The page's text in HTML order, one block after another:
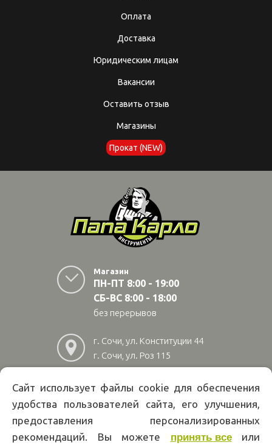
Оплата
Доставка
Юридическим лицам
Вакансии
Оставить отзыв
Магазины
Прокат (NEW)
Магазин
ПН-ПТ 8:00 - 19:00
СБ-ВС 8:00 - 18:00
без перерывов
г. Сочи, ул. Конституции 44
г. Сочи, ул. Роз 115
г. Адлер, ул Авиационная
28/10
222 02 01
офертой. Указанные цены действуют только при оформлении заказа
Сайт использует файлы cookie для обеспечения
удобства пользователей сайта, его улучшения,
предоставления персонализированных
рекомендаций. Вы можете принять всеили